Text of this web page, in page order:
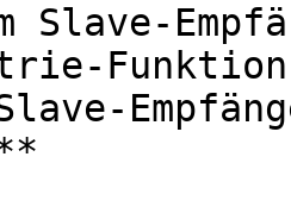
Slave-